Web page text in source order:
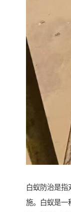
白蚁防治是指
施。白蚁是一